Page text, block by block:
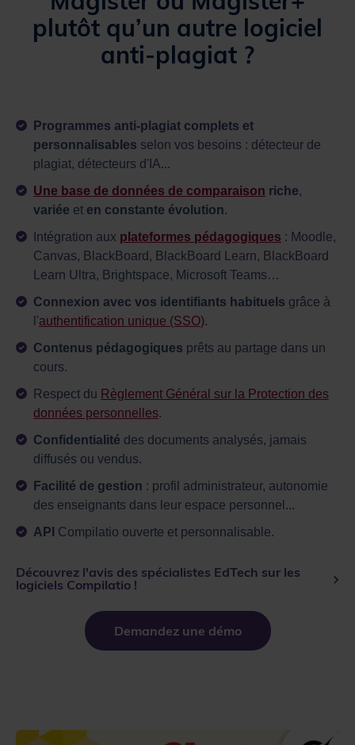
plutôt qu’un autre logiciel
anti-plagiat ?
Programmes anti-plagiat complets et
personnalisables selon vos besoins : détecteur de
plagiat, détecteurs d'IA...
Une base de données de comparaison riche,
variée et en constante évolution.
Intégration aux plateformes pédagogiques : Moodle,
Canvas, BlackBoard, BlackBoard Learn, BlackBoard
Learn Ultra, Brightspace, Microsoft Teams…
Connexion avec vos identifiants habituels grâce à
l'authentification unique (SSO).
Contenus pédagogiques prêts au partage dans un
cours.
Respect du Règlement Général sur la Protection des
données personnelles.
Confidentialité des documents analysés, jamais
diffusés ou vendus.
Facilité de gestion : profil administrateur, autonomie
des enseignants dans leur espace personnel...
API Compilatio ouverte et personnalisable.
Découvrez l'avis des spécialistes EdTech sur les
logiciels Compilatio !
Demandez une démo